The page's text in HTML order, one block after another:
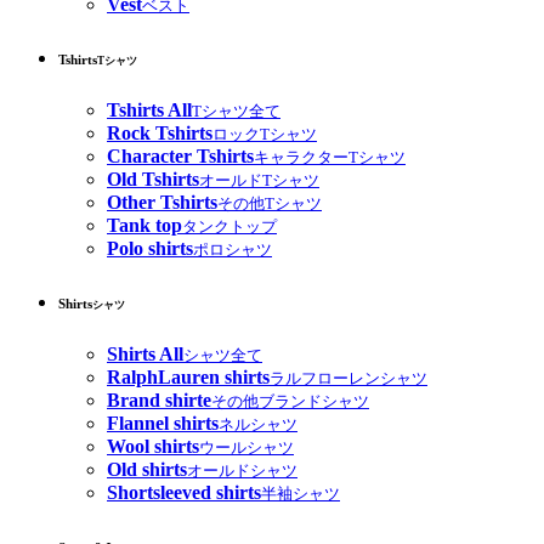
Vestベスト
TshirtsTシャツ
Tshirts AllTシャツ全て
Rock TshirtsロックTシャツ
Character TshirtsキャラクターTシャツ
Old TshirtsオールドTシャツ
Other Tshirtsその他Tシャツ
Tank topタンクトップ
Polo shirtsポロシャツ
Shirtsシャツ
Shirts Allシャツ全て
RalphLauren shirtsラルフローレンシャツ
Brand shirteその他ブランドシャツ
Flannel shirtsネルシャツ
Wool shirtsウールシャツ
Old shirtsオールドシャツ
Shortsleeved shirts半袖シャツ